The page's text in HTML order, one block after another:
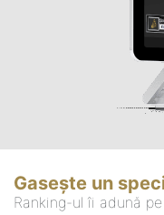
Gasește un
Ranking-ul îi adună